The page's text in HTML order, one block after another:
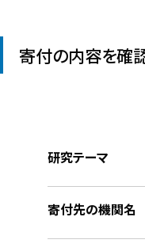
寄付の内容を確
研究テーマ
寄付先の機関名